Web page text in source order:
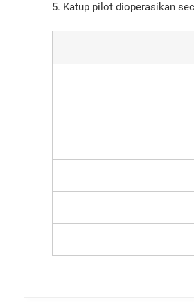
5. Katup pilot dioperasikan